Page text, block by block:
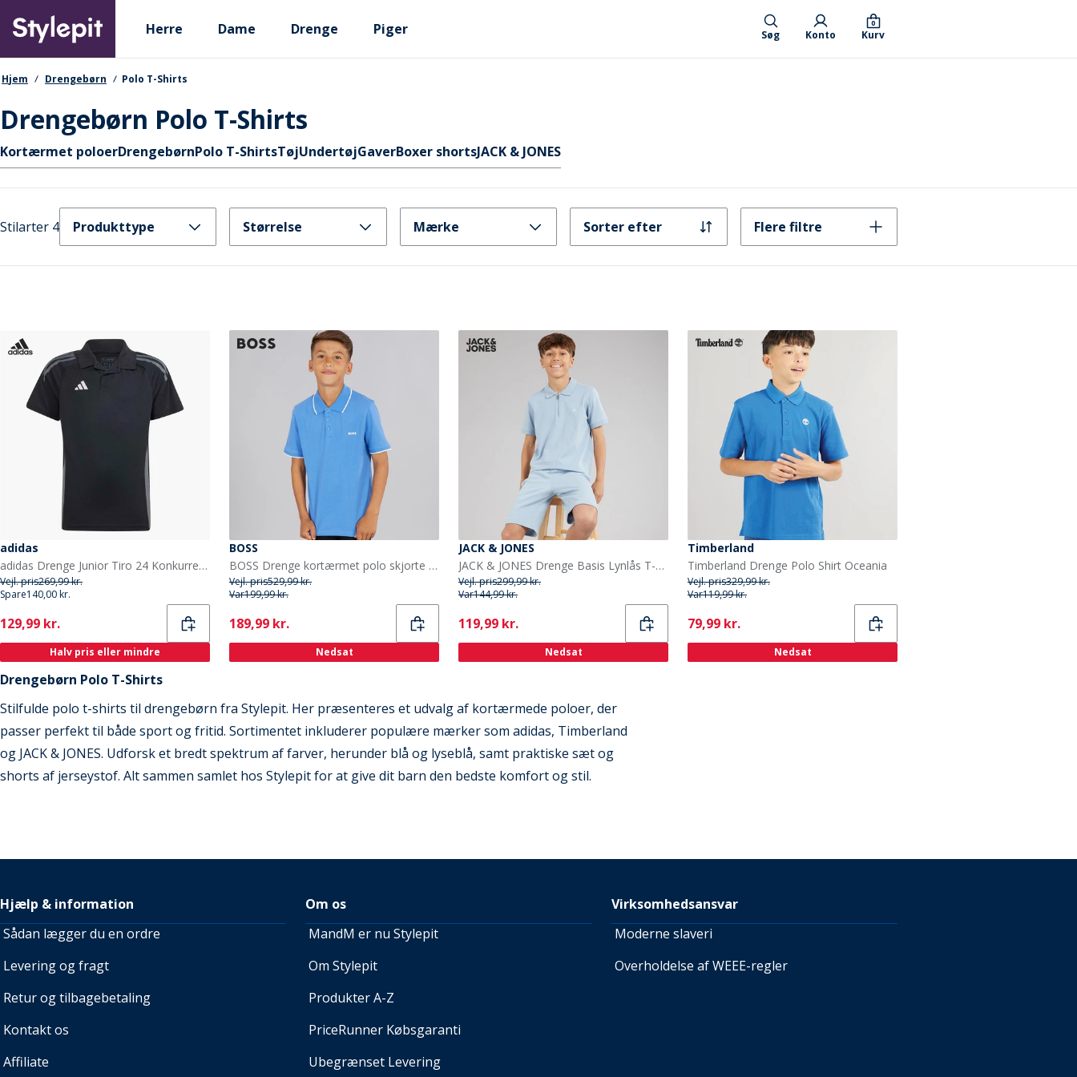
main
content
Primary departments
Herre Dame Drenge Piger Søg Konto Kurv
0
navigationssti
Hjem Drengebørn Polo T-Shirts
Drengebørn Polo T-Shirts
Hurtige links
Kortærmet poloerDrengebørnPolo T-ShirtsTøjUndertøjGaverBoxer shortsJACK & JONES
Stilarter 4 Produkttype Størrelse Mærke Sorter efter Flere filtre
adidas
adidas Drenge Junior Tiro 24 Konkurrence Polo Shirt Sort/Team Dark Grey
Vejl. pris269,99 kr.
Spare140,00 kr.
Current
129,99 kr.
Halv pris eller mindre
BOSS
BOSS Drenge kortærmet polo skjorte Navy
Vejl. pris529,99 kr.
Var199,99 kr.
Current
189,99 kr.
Nedsat
JACK & JONES
JACK & JONES Drenge Basis Lynlås T-shirt Og Shorts Sæt Ashley Blue
Vejl. pris299,99 kr.
Var144,99 kr.
Current
119,99 kr.
Nedsat
Timberland
Timberland Drenge Polo Shirt Oceania
Vejl. pris329,99 kr.
Var119,99 kr.
Current
79,99 kr.
Nedsat
Drengebørn Polo T-Shirts
Stilfulde polo t-shirts til drengebørn fra Stylepit. Her præsenteres et udvalg af kortærmede poloer, der
passer perfekt til både sport og fritid. Sortimentet inkluderer populære mærker som adidas, Timberland
og JACK & JONES. Udforsk et bredt spektrum af farver, herunder blå og lyseblå, samt praktiske sæt og
shorts af jerseystof. Alt sammen samlet hos Stylepit for at give dit barn den bedste komfort og stil.
Hjælp & information
Sådan lægger du en ordre
Levering og fragt
Retur og tilbagebetaling
Kontakt os
Affiliate
Om os
MandM er nu Stylepit
Om Stylepit
Produkter A-Z
PriceRunner Købsgaranti
Ubegrænset Levering
Virksomhedsansvar
Moderne slaveri
Overholdelse af WEEE-regler